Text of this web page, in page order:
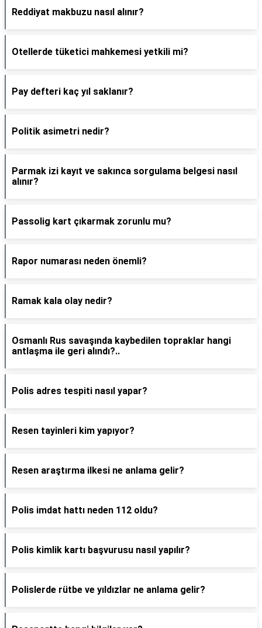
Reddiyat makbuzu nasıl alınır?
Otellerde tüketici mahkemesi yetkili mi?
Pay defteri kaç yıl saklanır?
Politik asimetri nedir?
Parmak izi kayıt ve sakınca sorgulama belgesi nasıl
alınır?
Passoli̇g kart çıkarmak zorunlu mu?
Rapor numarası neden önemli?
Ramak kala olay nedir?
Osmanlı Rus savaşında kaybedilen topraklar hangi
antlaşma ile geri alındı?..
Polis adres tespiti nasıl yapar?
Resen tayinleri kim yapıyor?
Resen araştırma ilkesi ne anlama gelir?
Polis imdat hattı neden 112 oldu?
Polis kimlik kartı başvurusu nasıl yapılır?
Polislerde rütbe ve yıldızlar ne anlama gelir?